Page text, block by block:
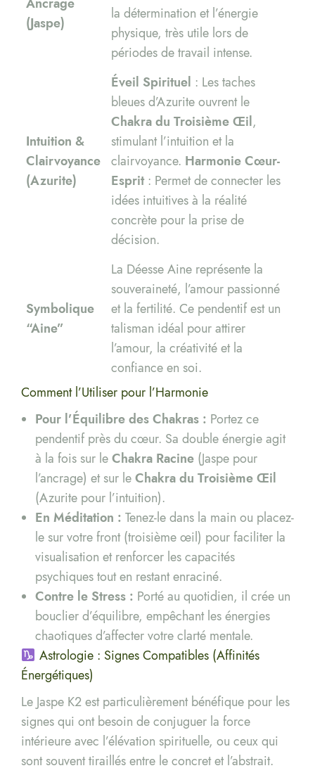
(Jaspe)
la détermination et l’énergie
physique, très utile lors de
périodes de travail intense.
Intuition &
Clairvoyance
(Azurite)
Éveil Spirituel : Les taches
bleues d’Azurite ouvrent le
Chakra du Troisième Œil,
stimulant l’intuition et la
clairvoyance. Harmonie Cœur-
Esprit: Permet de connecter les
idées intuitives à la réalité
concrète pour la prise de
décision.
Symbolique
“Aine”
La Déesse Aine représente la
souveraineté, l’amour passionné
et la fertilité. Ce pendentif est un
talisman idéal pour attirer
l’amour, la créativité et la
confiance en soi.
Comment l’Utiliser pour l’Harmonie
Pour l’Équilibre des Chakras : Portez ce
pendentif près du cœur. Sa double énergie agit
à la fois sur leChakra Racine (Jaspe pour
l’ancrage) et sur leChakra du Troisième Œil
(Azurite pour l’intuition).
En Méditation : Tenez-le dans la main ou placez-
le sur votre front (troisième œil) pour faciliter la
visualisation et renforcer les capacités
psychiques tout en restant enraciné.
Contre le Stress : Porté au quotidien, il crée un
bouclier d’équilibre, empêchant les énergies
chaotiques d’affecter votre clarté mentale.
Astrologie : Signes Compatibles (Affinités
Énergétiques)
Le Jaspe K2 est particulièrement bénéfique pour les
signes qui ont besoin de conjuguer la force
intérieure avec l’élévation spirituelle, ou ceux qui
sont souvent tiraillés entre le concret et l’abstrait.